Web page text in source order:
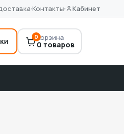
Контакты Кабинет
0Корзина
0 товаров